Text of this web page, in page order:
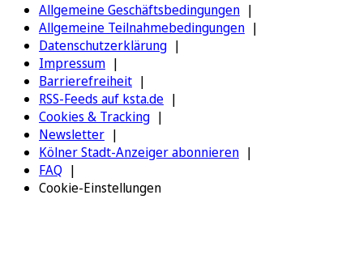
Allgemeine Geschäftsbedingungen
Allgemeine Teilnahmebedingungen
Datenschutzerklärung
Impressum
Barrierefreiheit
RSS-Feeds auf ksta.de
Cookies & Tracking
Newsletter
Kölner Stadt-Anzeiger abonnieren
FAQ
Cookie-Einstellungen